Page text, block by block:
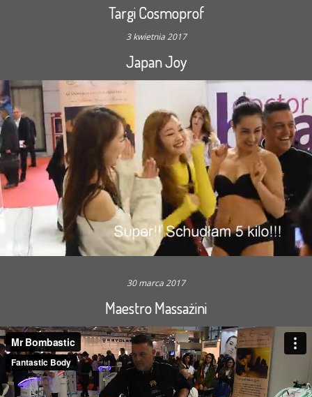
Targi Cosmoprof
3 kwietnia 2017
Japan Joy
30 marca 2017
Maestro Massażini